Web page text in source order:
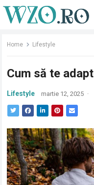
Home Lifestyle
Cum să te
Lifestyle martie 12, 2025 ·